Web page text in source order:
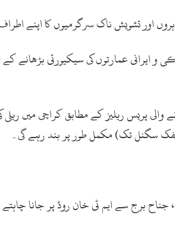
اور تشویش ناک سرگرمیوں کا اپنے
عمارتوں کی سیکیورٹی بڑھانے کے
پریس ریلیز کے مطابق کراچی میں ریلی
سگنل تک) مکمل طور پر بند رہے گی۔
برج سے ایم ٹی خان روڈ پر جانا چاہتے